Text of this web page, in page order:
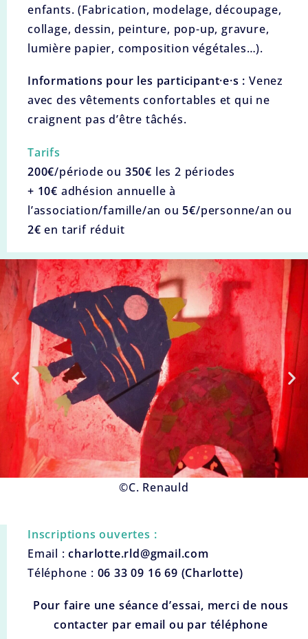
enfants. (Fabrication, modelage, découpage,
collage, dessin, peinture, pop-up, gravure,
lumière papier, composition végétales…).
Informations pour les participant·e·s : Venez
avec des vêtements confortables et qui ne
craignent pas d’être tâchés.
Tarifs
200€/période ou 350€ les 2 périodes
+ 10€ adhésion annuelle à
l’association/famille/an ou5€/personne/an ou
2€ en tarif réduit
©C. Renauld
Inscriptions ouvertes :
Email : charlotte.rld@gmail.com
Téléphone : 06 33 09 16 69 (Charlotte)
Pour faire une séance d’essai, merci de nous
contacter par email ou par téléphone